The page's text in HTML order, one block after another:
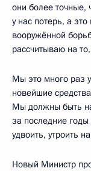
они более
у нас потерь, а
вооружённой
рассчитываю на
Мы это много раз
новейшие
Мы должны быть
за последние
удвоить, утроить
Новый Министр